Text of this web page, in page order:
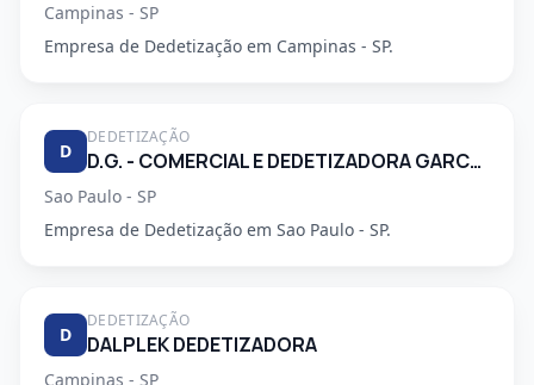
Campinas - SP
Empresa de Dedetização em Campinas - SP.
D
DEDETIZAÇÃO
D.G. - COMERCIAL E DEDETIZADORA GARCA LTDA
Sao Paulo - SP
Empresa de Dedetização em Sao Paulo - SP.
D
DEDETIZAÇÃO
DALPLEK DEDETIZADORA
Campinas - SP